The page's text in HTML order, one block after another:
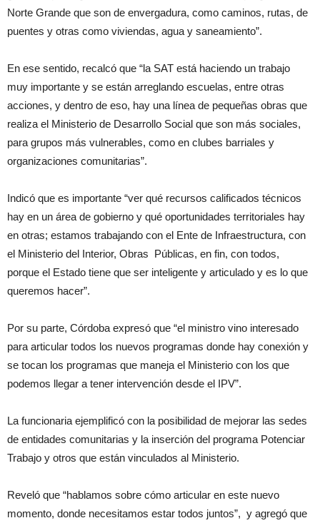
Norte Grande que son de envergadura, como caminos, rutas, de
puentes y otras como viviendas, agua y saneamiento”.
En ese sentido, recalcó que “la SAT está haciendo un trabajo
muy importante y se están arreglando escuelas, entre otras
acciones, y dentro de eso, hay una línea de pequeñas obras que
realiza el Ministerio de Desarrollo Social que son más sociales,
para grupos más vulnerables, como en clubes barriales y
organizaciones comunitarias”.
Indicó que es importante “ver qué recursos calificados técnicos
hay en un área de gobierno y qué oportunidades territoriales hay
en otras; estamos trabajando con el Ente de Infraestructura, con
el Ministerio del Interior, Obras Públicas, en fin, con todos,
porque el Estado tiene que ser inteligente y articulado y es lo que
queremos hacer”.
Por su parte, Córdoba expresó que “el ministro vino interesado
para articular todos los nuevos programas donde hay conexión y
se tocan los programas que maneja el Ministerio con los que
podemos llegar a tener intervención desde el IPV”.
La funcionaria ejemplificó con la posibilidad de mejorar las sedes
de entidades comunitarias y la inserción del programa Potenciar
Trabajo y otros que están vinculados al Ministerio.
Reveló que “hablamos sobre cómo articular en este nuevo
momento, donde necesitamos estar todos juntos”, y agregó que